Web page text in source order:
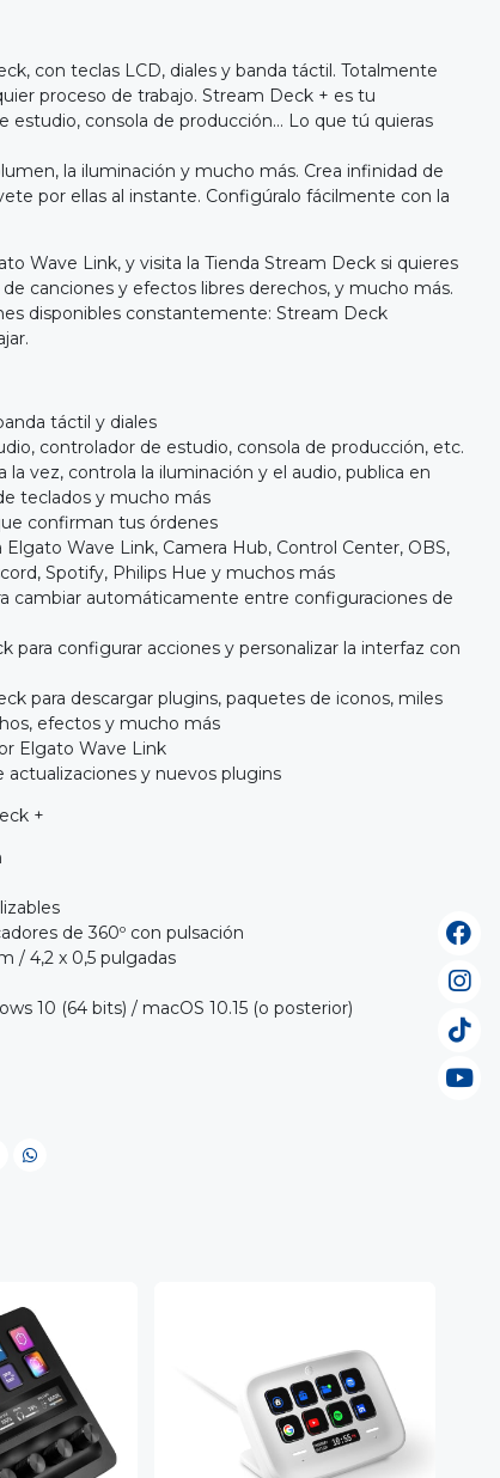
con teclas LCD, diales y banda táctil. Totalmente
proceso de trabajo. Stream Deck + es tu
estudio, consola de producción… Lo que tú quieras
la iluminación y mucho más. Crea infinidad de
por ellas al instante. Configúralo fácilmente con la
Wave Link, y visita la Tienda Stream Deck si quieres
canciones y efectos libres derechos, y mucho más.
disponibles constantemente: Stream Deck
táctil y diales
controlador de estudio, consola de producción, etc.
la vez, controla la iluminación y el audio, publica en
teclados y mucho más
confirman tus órdenes
Wave Link, Camera Hub, Control Center, OBS,
Spotify, Philips Hue y muchos más
cambiar automáticamente entre configuraciones de
para configurar acciones y personalizar la interfaz con
para descargar plugins, paquetes de iconos, miles
efectos y mucho más
Elgato Wave Link
y nuevos plugins
+
de 360º con pulsación
/ 4,2 x 0,5 pulgadas
10 (64 bits) / macOS 10.15 (o posterior)